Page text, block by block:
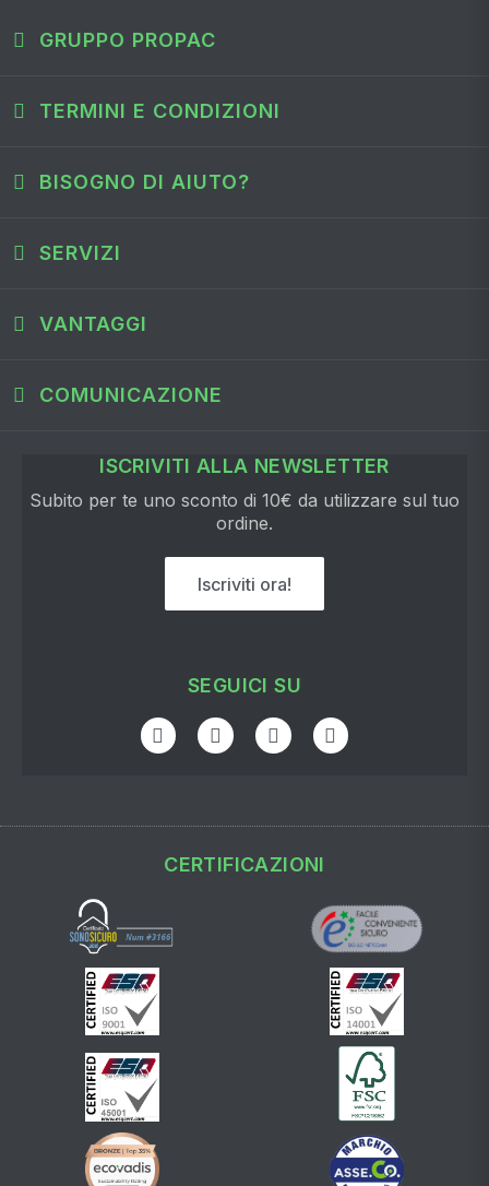
GRUPPO PROPAC
TERMINI E CONDIZIONI
BISOGNO DI AIUTO?
SERVIZI
VANTAGGI
COMUNICAZIONE
ISCRIVITI ALLA NEWSLETTER
Subito per te uno sconto di 10€ da utilizzare sul tuo
ordine.
Iscriviti ora!
SEGUICI SU
CERTIFICAZIONI